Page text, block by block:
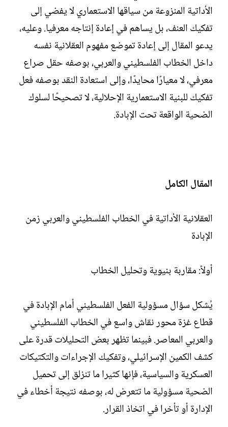
الأداتية المنزوعة من سياقها الاستعماري لا يفضي إلى
تفكيك العنف، بل يساهم في إعادة إنتاجه معرفيا. وعليه،
يدعو المقال إلى إعادة تموضع مفهوم العقلانية نفسه
داخل الخطاب الفلسطيني والعربي، بوصفه حقل صراع
معرفي، لا معيارًا محايدًا، وإلى استعادة النقد بوصفه فعل
تفكيك للبنية الاستعمارية الإحلالية، لا تصحيحًا لسلوك
الضحية الواقعة تحت الإبادة.
المقال الكامل
العقلانية الأداتية في الخطاب الفلسطيني والعربي زمن
الإبادة
أولاً: مقاربة بنيوية وتحليل الخطاب
يُشكل سؤال مسؤولية الفعل الفلسطيني أمام الإبادة في
قطاع غزة محور نقاش واسع في الخطاب الفلسطيني
والعربي المعاصر. فبينما تظهر بعض التحليلات قدرة على
كشف الكمين الإسرائيلي، وتفكيك الإجراءات والتكتيكات
العسكرية والسياسية، فإنها كثيرا ما تنزلق إلى تحميل
الضحية مسؤولية ما تتعرض له، بوصفه نتيجة أخطاء في
الإدارة أو تأخرا في اتخاذ القرار.